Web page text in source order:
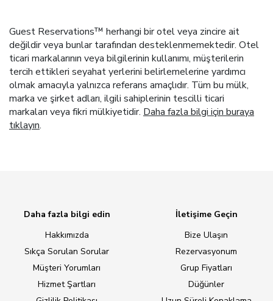
Guest Reservations™ herhangi bir otel veya zincire ait
değildir veya bunlar tarafından desteklenmemektedir. Otel
ticari markalarının veya bilgilerinin kullanımı, müşterilerin
tercih ettikleri seyahat yerlerini belirlemelerine yardımcı
olmak amacıyla yalnızca referans amaçlıdır. Tüm bu mülk,
marka ve şirket adları, ilgili sahiplerinin tescilli ticari
markaları veya fikri mülkiyetidir. Daha fazla bilgi için buraya
tıklayın.
Daha fazla bilgi edin
Hakkımızda
Sıkça Sorulan Sorular
Müşteri Yorumları
Hizmet Şartları
İletişime Geçin
Bize Ulaşın
Rezervasyonum
Grup Fiyatları
Düğünler